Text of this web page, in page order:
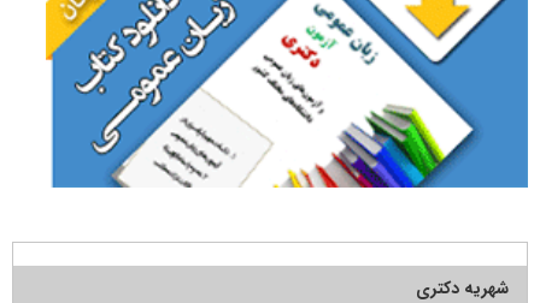
شهریه دکتری